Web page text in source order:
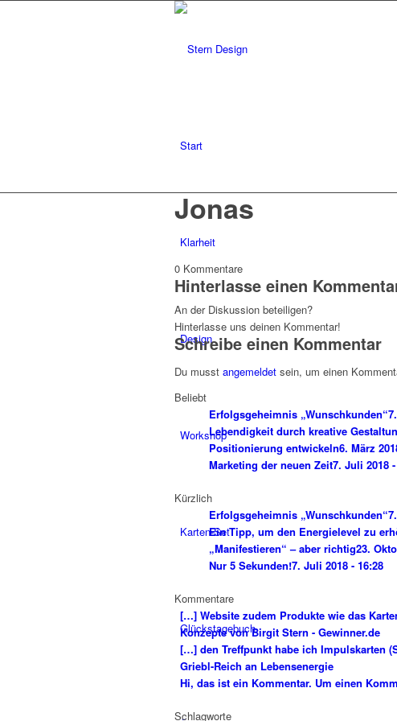
Start
Klarheit
Design
Workshop
Karten-Set
Glückstagebuch
Jonas
0 Kommentare
Hinterlasse einen
An der Diskussion beteiligen?
Hinterlasse uns deinen Kommentar!
Schreibe einen Kommentar
Du musst angemeldet sein, um einen
Beliebt
Erfolgsgeheimnis „Wunschkunden“
Lebendigkeit durch kreative
Positionierung entwickeln6. März
Marketing der neuen Zeit7. Juli 2018
Kürzlich
Erfolgsgeheimnis „Wunschkunden“
Ein Tipp, um den Energielevel zu
„Manifestieren“ – aber richtig23.
Nur 5 Sekunden!7. Juli 2018 - 16:28
Kommentare
[…] Website zudem Produkte wie das
Konzepte von Birgit Stern - Gewinner.de
[…] den Treffpunkt habe ich Impulskarten
Griebl-Reich an Lebensenergie
Hi, das ist ein Kommentar. Um einen
Schlagworte